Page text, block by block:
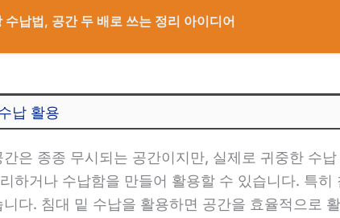
수납법, 공간 두 배로 쓰는 정리 아이디어
납 활용
간은 종종 무시되는 공간이지만, 실제로 귀중한 수
하거나 수납함을 만들어 활용할 수 있습니다. 특
니다. 침대 밑 수납을 활용하면 공간을 효율적으로